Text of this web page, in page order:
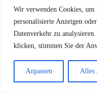
Wir verwenden Cookies,
personalisierte Anzeigen
Datenverkehr zu
klicken, stimmen Sie der
Anpassen Alles
Motivation ist
Entwickeln Sie ein
das Fortschritte